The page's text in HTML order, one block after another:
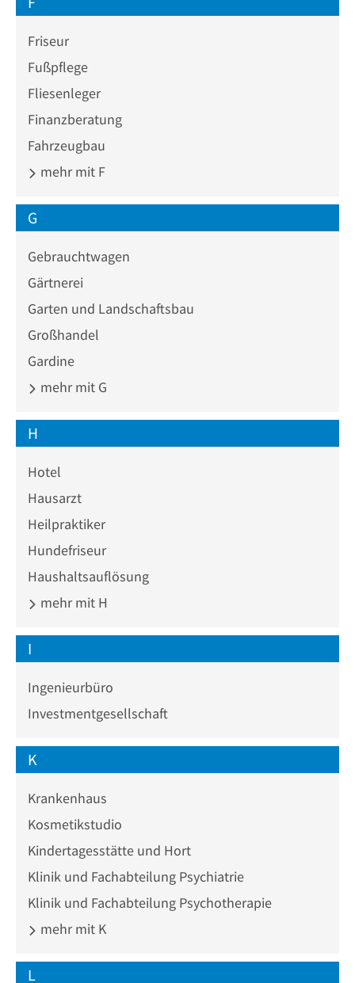
Friseur
Fußpflege
Fliesenleger
Finanzberatung
Fahrzeugbau
mehr mit F
G
Gebrauchtwagen
Gärtnerei
Garten und Landschaftsbau
Großhandel
Gardine
mehr mit G
H
Hotel
Hausarzt
Heilpraktiker
Hundefriseur
Haushaltsauflösung
mehr mit H
I
Ingenieurbüro
Investmentgesellschaft
K
Krankenhaus
Kosmetikstudio
Kindertagesstätte und Hort
Klinik und Fachabteilung Psychiatrie
Klinik und Fachabteilung Psychotherapie
mehr mit K
L